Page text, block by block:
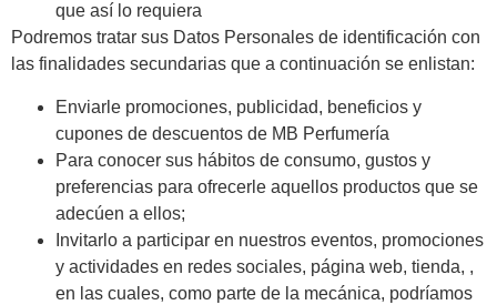
que así lo requiera
Podremos tratar sus Datos Personales de identificación con
las finalidades secundarias que a continuación se enlistan:
Enviarle promociones, publicidad, beneficios y
cupones de descuentos de MB Perfumería
Para conocer sus hábitos de consumo, gustos y
preferencias para ofrecerle aquellos productos que se
adecúen a ellos;
Invitarlo a participar en nuestros eventos, promociones
y actividades en redes sociales, página web, tienda, ,
en las cuales, como parte de la mecánica, podríamos